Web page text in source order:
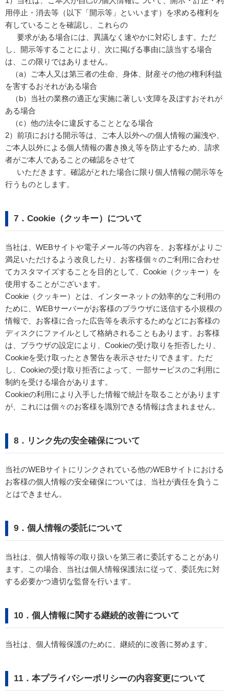
用停止・消去等（以下「開示等」といいます）を求める権利を
有していることを確認し、これらの
要求がある場合には、異議なく速やかに対応します。ただ
し、開示等することにより、次に掲げる事由に該当する場合
は、この限りではありません。
（a）ご本人又は第三者の生命、身体、財産その他の権利利益
を害するおそれがある場合
（b）当社の業務の適正な実施に著しい支障を及ぼすおそれが
ある場合
（c）他の法令に違反することとなる場合
2）前項における開示等は、ご本人以外への個人情報の漏洩や、
ご本人以外による個人情報の書き換え等を防止するため、請求
者がご本人であることの確認をさせて
いただきます。確認がとれた場合に限り個人情報の開示等を
行うものとします。
7．Cookie（クッキー）について
当社は、WEBサイトや電子メール等の内容を、お客様がよりご
満足いただけるよう改良したり、お客様個々のご利用に合わせ
てカスタマイズすることを目的として、Cookie（クッキー）を
使用することがございます。
Cookie（クッキー）とは、インターネットの効率的なご利用の
ために、WEBサーバーがお客様のブラウザに送信する小規模の
情報で、お客様に合った広告等を表示するためなどにお客様の
ディスクにファイルとして格納されることもあります。お客様
は、ブラウザの設定により、Cookieの受け取りを拒否したり、
Cookieを受け取ったとき警告を表示させたりできます。ただ
し、Cookieの受け取り拒否によって、一部サービスのご利用に
制約を受ける場合があります。
Cookieの利用により入手した情報で統計を取ることがあります
が、これには個々のお客様を識別できる情報は含まれません。
8．リンク先の安全確保について
当社のWEBサイトにリンクされている他のWEBサイトにおける
お客様の個人情報の安全確保については、当社が責任を負うこ
とはできません。
9．個人情報の委託について
当社は、個人情報等の取り扱いを第三者に委託することがあり
ます。この場合、当社は個人情報保護法に従って、委託先に対
する必要かつ適切な監督を行います。
10．個人情報に関する継続的改善について
当社は、個人情報保護のために、継続的に改善に努めます。
11．本プライバシーポリシーの内容変更について